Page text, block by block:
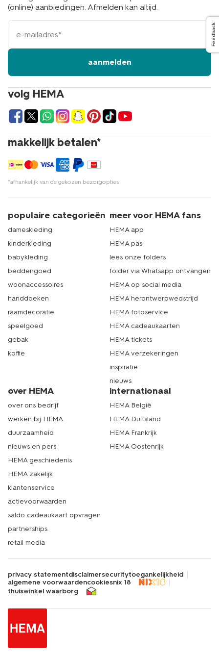
volg HEMA
makkelijk betalen*
*afhankelijk van de gekozen bezorgopties
(online) aanbiedingen. Afmelden kan altijd.
e-
mailadres
aanmelden
populaire categorieën
dameskleding
kinderkleding
babykleding
beddengoed
woonaccessoires
handdoeken
raamdecoratie
speelgoed
gebak
koffie
meer voor HEMA fans
HEMA app
HEMA pas
lees onze folders
folder via Whatsapp ontvangen
HEMA op social media
HEMA herontwerpwedstrijd
HEMA fotoservice
HEMA cadeaukaarten
HEMA tickets
HEMA verzekeringen
inspiratie
nieuws
over HEMA
over ons bedrijf
werken bij HEMA
duurzaamheid
nieuws en pers
HEMA geschiedenis
HEMA zakelijk
klantenservice
actievoorwaarden
saldo cadeaukaart opvragen
partnerships
retail media
internationaal
HEMA België
HEMA Duitsland
HEMA Frankrijk
HEMA Oostenrijk
privacy statementdisclaimersecuritytoegankelijkheid
algemene voorwaardencookiesnix 18
thuiswinkel waarborg
Feedback